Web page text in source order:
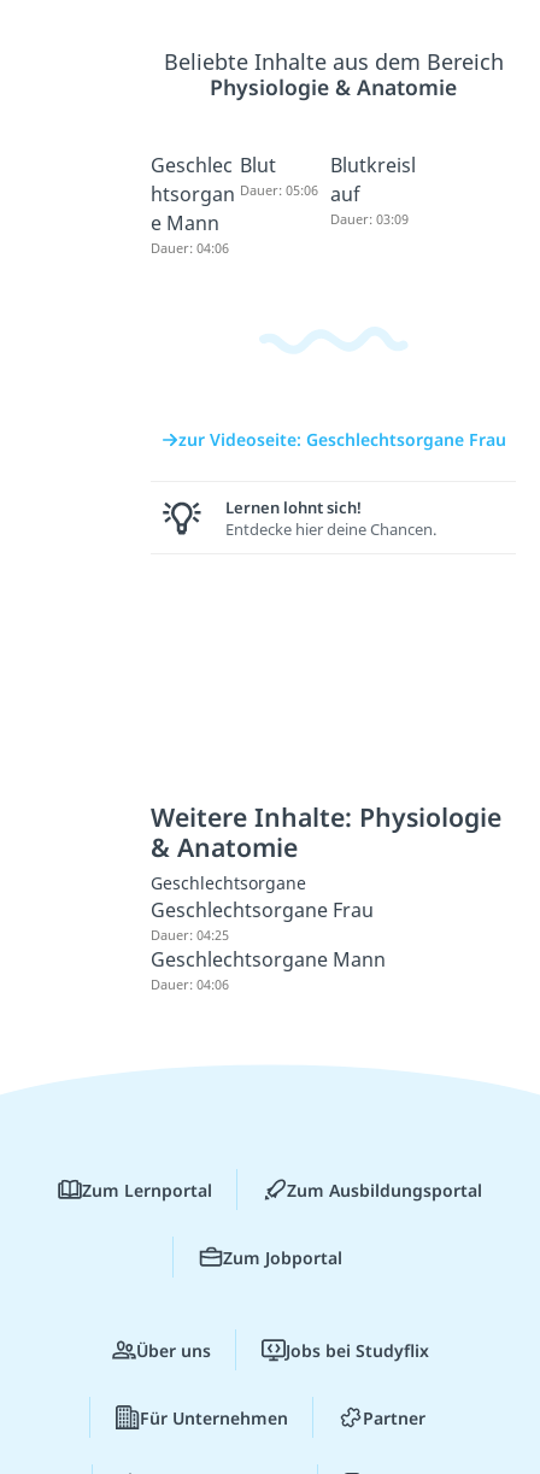
Beliebte Inhalte aus dem Bereich
Physiologie & Anatomie
Geschlec
htsorgan
e Mann
Dauer: 04:06
Blut
Dauer: 05:06
Blutkreisl
auf
Dauer: 03:09
zur Videoseite: Geschlechtsorgane Frau
Lernen lohnt sich!
Entdecke hier deine Chancen.
Weitere Inhalte: Physiologie
& Anatomie
Geschlechtsorgane
Geschlechtsorgane Frau
Dauer: 04:25
Geschlechtsorgane Mann
Dauer: 04:06
Zum Lernportal Zum Ausbildungsportal
Zum Jobportal
Über uns Jobs bei Studyflix
Für Unternehmen Partner